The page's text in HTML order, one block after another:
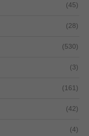
(45)
(28)
(530)
(3)
(161)
(42)
(4)